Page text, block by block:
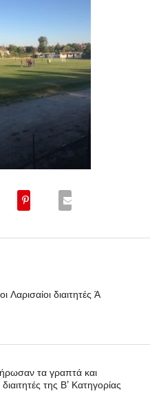
διαιτητές Ά
τα γραπτά και
της Β’ Κατηγορίας